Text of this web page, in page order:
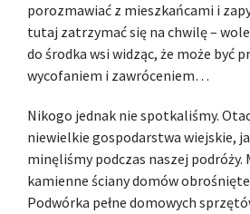
porozmawiać z mieszkańcami i
tutaj zatrzymać się na chwilę –
do środka wsi widząc, że może być
wycofaniem i zawróceniem…
Nikogo jednak nie spotkaliśmy.
niewielkie gospodarstwa wiejskie,
minęliśmy podczas naszej podróży.
kamienne ściany domów
Podwórka pełne domowych